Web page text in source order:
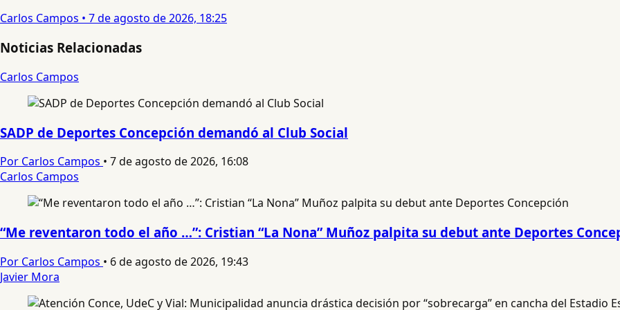
Carlos Campos • 7 de agosto de 2026, 18:25
Noticias Relacionadas
Carlos Campos
SADP de Deportes Concepción demandó al Club Social
Por Carlos Campos • 7 de agosto de 2026, 16:08
Carlos Campos
“Me reventaron todo el año …”: Cristian “La Nona” Muñoz palpita su debut ante Deportes
Por Carlos Campos • 6 de agosto de 2026, 19:43
Javier Mora